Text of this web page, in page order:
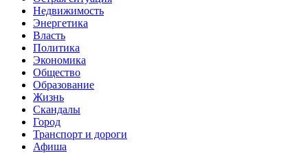
Недвижимость
Энергетика
Власть
Политика
Экономика
Общество
Образование
Жизнь
Скандалы
Город
Транспорт и дороги
Афиша